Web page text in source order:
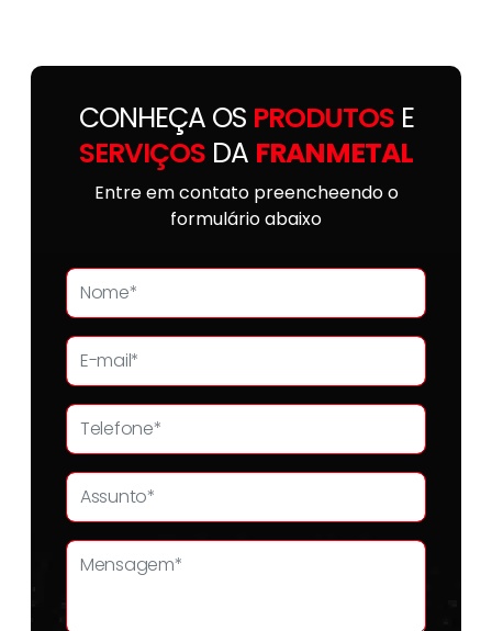
CONHEÇA OS PRODUTOSE
SERVIÇOS DA FRANMETAL
Entre em contato preencheendo o
formulário abaixo